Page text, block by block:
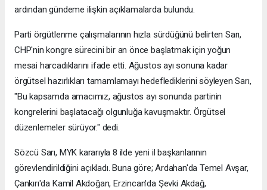
ardından gündeme ilişkin açıklamalarda bulundu.
Parti örgütlenme çalışmalarının hızla sürdüğünü belirten Sarı,
CHP'nin kongre sürecini bir an önce başlatmak için yoğun
mesai harcadıklarını ifade etti. Ağustos ayı sonuna kadar
örgütsel hazırlıkları tamamlamayı hedeflediklerini söyleyen Sarı,
"Bu kapsamda amacımız, ağustos ayı sonunda partinin
kongrelerini başlatacağı olgunluğa kavuşmaktır. Örgütsel
düzenlemeler sürüyor." dedi.
Sözcü Sarı, MYK kararıyla 8 ilde yeni il başkanlarının
görevlendirildiğini açıkladı. Buna göre; Ardahan'da Temel Avşar,
Çankırı'da Kamil Akdoğan, Erzincan'da Şevki Akdağ,